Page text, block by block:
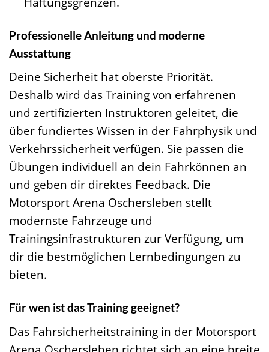
Professionelle Anleitung und moderne
Ausstattung
Deine Sicherheit hat oberste Priorität.
Deshalb wird das Training von erfahrenen
und zertifizierten Instruktoren geleitet, die
über fundiertes Wissen in der Fahrphysik und
Verkehrssicherheit verfügen. Sie passen die
Übungen individuell an dein Fahrkönnen an
und geben dir direktes Feedback. Die
Motorsport Arena Oschersleben stellt
modernste Fahrzeuge und
Trainingsinfrastrukturen zur Verfügung, um
dir die bestmöglichen Lernbedingungen zu
bieten.
Für wen ist das Training geeignet?
Das Fahrsicherheitstraining in der Motorsport